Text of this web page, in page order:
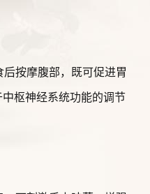
按摩腹部，既可促进胃
枢神经系统功能的调节